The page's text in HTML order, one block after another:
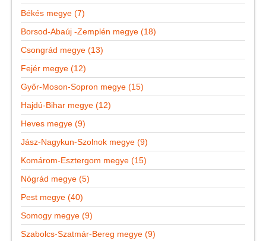
Békés megye (7)
Borsod-Abaúj -Zemplén megye (18)
Csongrád megye (13)
Fejér megye (12)
Győr-Moson-Sopron megye (15)
Hajdú-Bihar megye (12)
Heves megye (9)
Jász-Nagykun-Szolnok megye (9)
Komárom-Esztergom megye (15)
Nógrád megye (5)
Pest megye (40)
Somogy megye (9)
Szabolcs-Szatmár-Bereg megye (9)